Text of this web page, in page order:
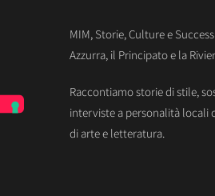
MIM, Storie, Culture e
Azzurra, il Principato e la
Raccontiamo storie di stile,
interviste a personalità locali
di arte e letteratura.